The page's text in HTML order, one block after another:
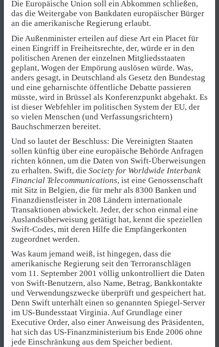
Die Europäische Union soll ein Abkommen schließen,
das die Weitergabe von Bankdaten europäischer Bürger
an die amerikanische Regierung erlaubt.
Die Außenminister erteilen auf diese Art ein Placet für
einen Eingriff in Freiheitsrechte, der, würde er in den
politischen Arenen der einzelnen Mitgliedsstaaten
geplant, Wogen der Empörung auslösen würde. Was,
anders gesagt, in Deutschland als Gesetz den Bundestag
und eine geharnischte öffentliche Debatte passieren
müsste, wird in Brüssel als Konferenzpunkt abgehakt. Es
ist dieser Webfehler im politischen System der EU, der
so vielen Menschen (und Verfassungsrichtern)
Bauchschmerzen bereitet.
Und so lautet der Beschluss: Die Vereinigten Staaten
sollen künftig über eine europäische Behörde Anfragen
richten können, um die Daten von Swift-Überweisungen
zu erhalten. Swift, die Society for Worldwide Interbank
Financial Telecommunications, ist eine Genossenschaft
mit Sitz in Belgien, die für mehr als 8300 Banken und
Finanzdienstleister in 208 Ländern internationale
Transaktionen abwickelt. Jeder, der schon einmal eine
Auslandsüberweisung getätigt hat, kennt die speziellen
Swift-Codes, mit deren Hilfe die Empfängerkonten
zugeordnet werden.
Was kaum jemand weiß, ist hingegen, dass die
amerikanische Regierung seit den Terroranschlägen
vom 11. September 2001 völlig unkontrolliert die Daten
von Swift-Benutzern, also Name, Betrag, Bankkontakte
und Verwendungszwecke überprüft und gespeichert hat.
Denn Swift unterhält einen so genannten Spiegel-Server
im US-Bundesstaat Virginia. Auf Grundlage einer
Executive Order, also einer Anweisung des Präsidenten,
hat sich das US-Finanzministerium bis Ende 2006 ohne
jede Einschränkung aus dem Speicher bedient.